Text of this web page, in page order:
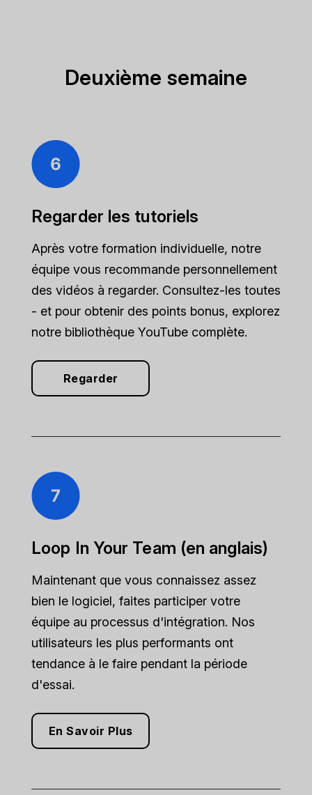
Deuxième semaine
Regarder les tutoriels
Après votre formation individuelle, notre
équipe vous recommande personnellement
des vidéos à regarder. Consultez-les toutes
- et pour obtenir des points bonus, explorez
notre bibliothèque YouTube complète.
Regarder
Loop In Your Team (en anglais)
Maintenant que vous connaissez assez
bien le logiciel, faites participer votre
équipe au processus d'intégration. Nos
utilisateurs les plus performants ont
tendance à le faire pendant la période
d'essai.
En Savoir Plus